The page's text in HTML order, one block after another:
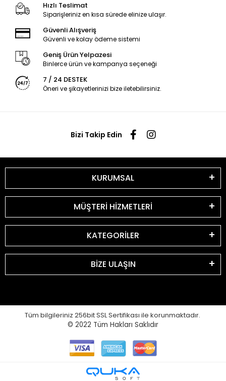
Hızlı Teslimat
Siparişleriniz en kısa sürede elinize ulaşır.
Güvenli Alışveriş
Güvenli ve kolay ödeme sistemi
Geniş Ürün Yelpazesi
Binlerce ürün ve kampanya seçeneği
7 / 24 DESTEK
Öneri ve şikayetlerinizi bize iletebilirsiniz.
Bizi Takip Edin
KURUMSAL
MÜŞTERİ HİZMETLERİ
KATEGORİLER
BİZE ULAŞIN
Tüm bilgileriniz 256bit SSL Sertifikası ile korunmaktadır.
© 2022 Tüm Hakları Saklıdır